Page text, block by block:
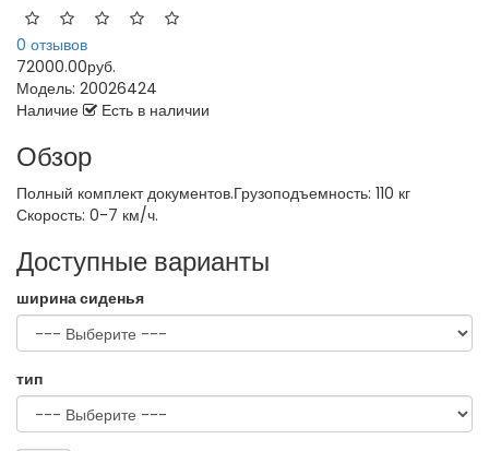
0 отзывов
72000.00руб.
Модель: 20026424
Наличие
Есть в наличии
Обзор
Полный комплект документов.Грузоподъемность: 110 кг
Скорость: 0-7 км/ч.
Доступные варианты
ширина сиденья
тип